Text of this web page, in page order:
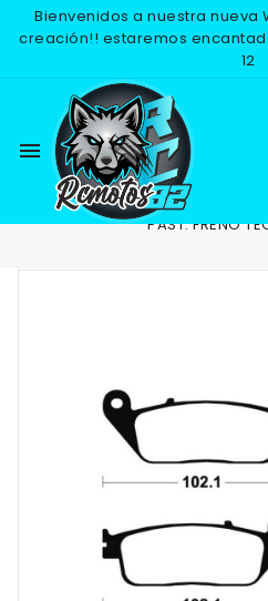
Bienvenidos a nuestra nueva
creación!! estaremos
12
menu
Inicio RECAMBIOS
PAST. FRENO